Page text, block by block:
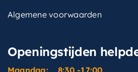
Algemene voorwaarden
Openingstijden
Maandag:
8:30 -17:00